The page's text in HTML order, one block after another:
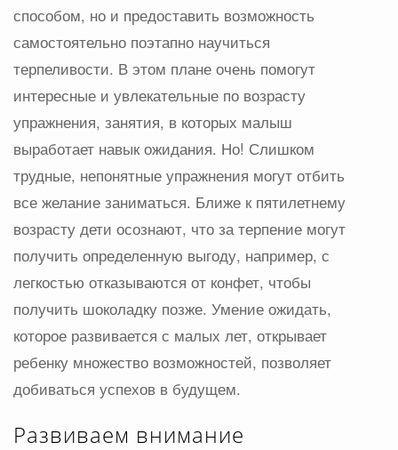
способом, но и предоставить возможность
самостоятельно поэтапно научиться
терпеливости. В этом плане очень помогут
интересные и увлекательные по возрасту
упражнения, занятия, в которых малыш
выработает навык ожидания. Но! Слишком
трудные, непонятные упражнения могут отбить
все желание заниматься. Ближе к пятилетнему
возрасту дети осознают, что за терпение могут
получить определенную выгоду, например, с
легкостью отказываются от конфет, чтобы
получить шоколадку позже. Умение ожидать,
которое развивается с малых лет, открывает
ребенку множество возможностей, позволяет
добиваться успехов в будущем.
Развиваем внимание